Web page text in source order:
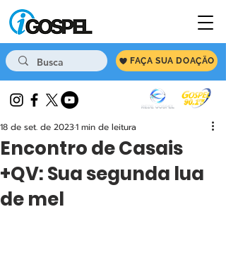
FAÇA SUA DOAÇÃO
Encontro de Casais
+QV: Sua segunda lua
de mel
18 de set. de 20231 min de leitura